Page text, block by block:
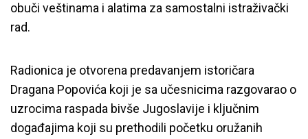
obuči veštinama i alatima za samostalni istraživački
rad.
Radionica je otvorena predavanjem istoričara
Dragana Popovića koji je sa učesnicima razgovarao o
uzrocima raspada bivše Jugoslavije i ključnim
događajima koji su prethodili početku oružanih